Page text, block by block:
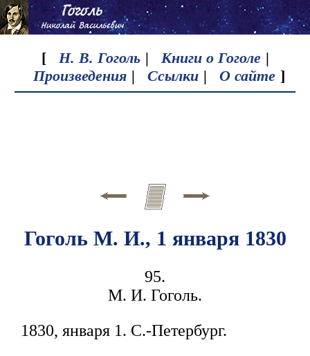
[ Н. В. Гоголь | Книги о Гоголе |
Произведения | Ссылки | О сайте ]
Гоголь М. И., 1 января 1830
95.
М. И. Гоголь.
1830, января 1. С.-Петербург.